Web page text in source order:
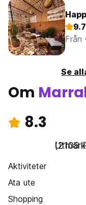
9.7
Från
Se
Om
8.3
(2109
Aktiviteter
Ata ute
Shopping